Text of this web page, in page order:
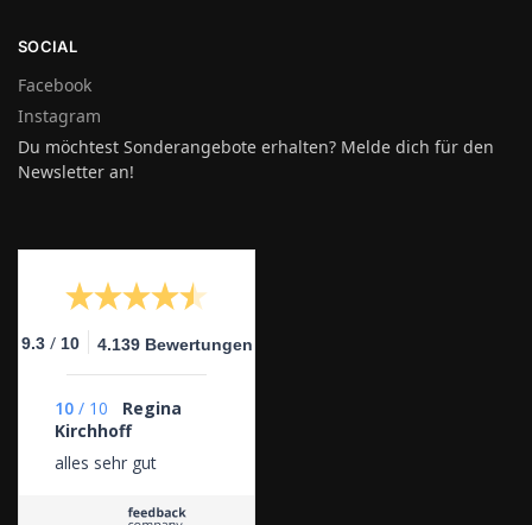
SOCIAL
Facebook
Instagram
Du möchtest Sonderangebote erhalten? Melde dich für den
Newsletter an!
9.3 / 10 4.139 Bewertungen
10 / 10
Regina
Kirchhoff
alles sehr gut